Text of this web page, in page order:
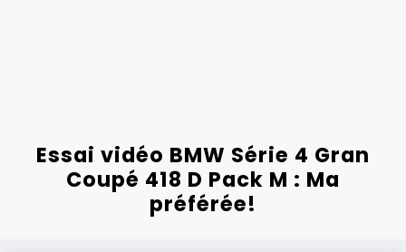
Essai vidéo BMW Série 4 Gran
Coupé 418 D Pack M : Ma
préférée!